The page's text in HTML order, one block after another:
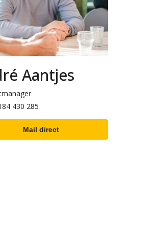
Aantjes
430 285
Mail direct